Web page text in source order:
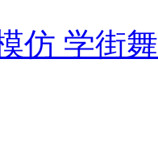
仿 学街